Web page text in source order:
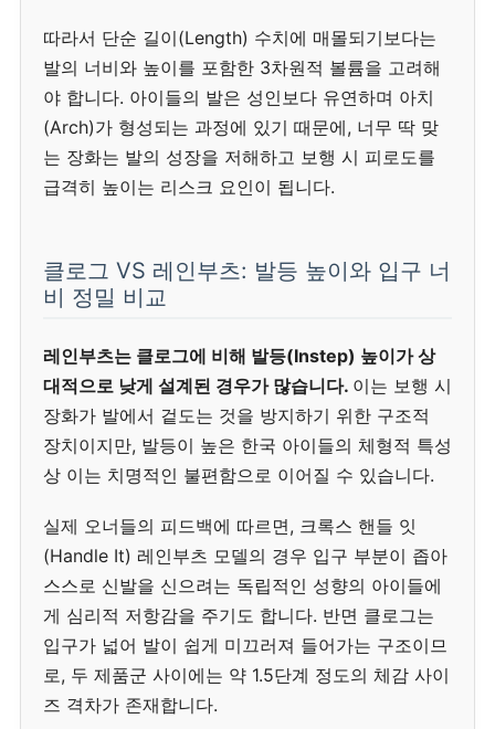
따라서 단순 길이(Length) 수치에 매몰되기보다는
발의 너비와 높이를 포함한 3차원적 볼륨을 고려해
야 합니다. 아이들의 발은 성인보다 유연하며 아치
(Arch)가 형성되는 과정에 있기 때문에, 너무 딱 맞
는 장화는 발의 성장을 저해하고 보행 시 피로도를
급격히 높이는 리스크 요인이 됩니다.
클로그 VS 레인부츠: 발등 높이와 입구 너
비 정밀 비교
레인부츠는 클로그에 비해 발등(Instep) 높이가 상
대적으로 낮게 설계된 경우가 많습니다. 이는 보행 시
장화가 발에서 겉도는 것을 방지하기 위한 구조적
장치이지만, 발등이 높은 한국 아이들의 체형적 특성
상 이는 치명적인 불편함으로 이어질 수 있습니다.
실제 오너들의 피드백에 따르면, 크록스 핸들 잇
(Handle It) 레인부츠 모델의 경우 입구 부분이 좁아
스스로 신발을 신으려는 독립적인 성향의 아이들에
게 심리적 저항감을 주기도 합니다. 반면 클로그는
입구가 넓어 발이 쉽게 미끄러져 들어가는 구조이므
로, 두 제품군 사이에는 약 1.5단계 정도의 체감 사이
즈 격차가 존재합니다.